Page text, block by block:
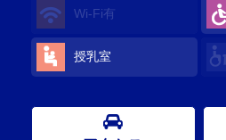
Wi-Fi有
授乳室